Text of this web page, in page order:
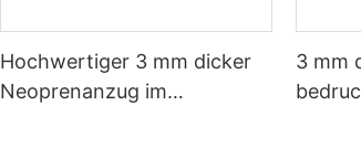
Hochwertiger 3 mm dicker
Neoprenanzug im
3 mm